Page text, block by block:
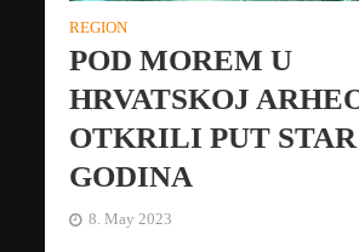
REGION
POD MOREM U
HRVATSKOJ
OTKRILI PUT STAR
GODINA
8. May 2023